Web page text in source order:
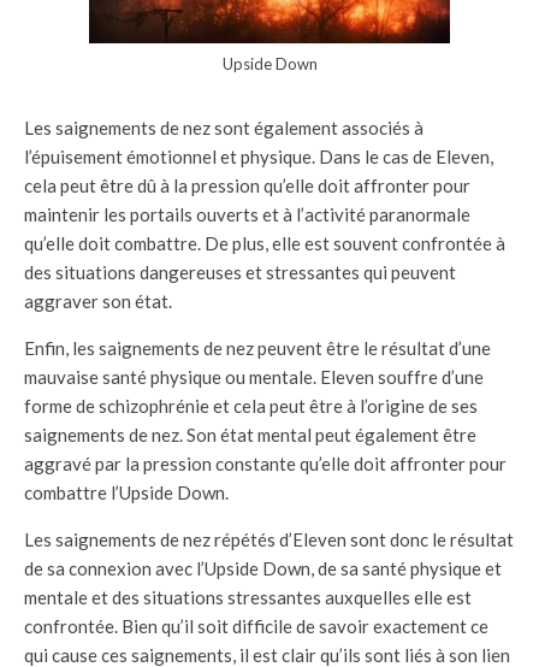
Upside Down
Les saignements de nez sont également associés à
l’épuisement émotionnel et physique. Dans le cas de Eleven,
cela peut être dû à la pression qu’elle doit affronter pour
maintenir les portails ouverts et à l’activité paranormale
qu’elle doit combattre. De plus, elle est souvent confrontée à
des situations dangereuses et stressantes qui peuvent
aggraver son état.
Enfin, les saignements de nez peuvent être le résultat d’une
mauvaise santé physique ou mentale. Eleven souffre d’une
forme de schizophrénie et cela peut être à l’origine de ses
saignements de nez. Son état mental peut également être
aggravé par la pression constante qu’elle doit affronter pour
combattre l’Upside Down.
Les saignements de nez répétés d’Eleven sont donc le résultat
de sa connexion avec l’Upside Down, de sa santé physique et
mentale et des situations stressantes auxquelles elle est
confrontée. Bien qu’il soit difficile de savoir exactement ce
qui cause ces saignements, il est clair qu’ils sont liés à son lien